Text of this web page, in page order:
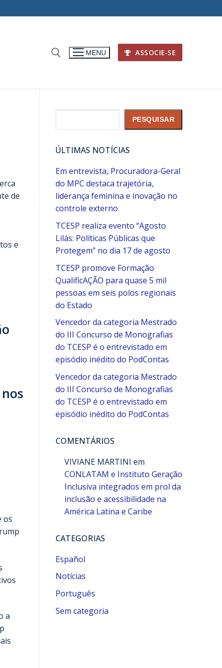
MENU ASSOCIE-SE
de
e
os
a
PESQUISAR
ÚLTIMAS NOTÍCIAS
Em entrevista, Procuradora-Geral
do MPC destaca trajetória,
liderança feminina e inovação no
controle externo
TCESP realiza evento “Agosto
Lilás: Políticas Públicas que
Protegem” no dia 17 de agosto
TCESP promove Formação
QualificAÇÃO para quase 5 mil
pessoas em seis polos regionais
do Estado
Vencedor da categoria Mestrado
do III Concurso de Monografias
do TCESP é o entrevistado em
episódio inédito do PodContas
Vencedor da categoria Mestrado
do III Concurso de Monografias
do TCESP é o entrevistado em
episódio inédito do PodContas
COMENTÁRIOS
VIVIANE MARTINI em
CONLATAM e Instituto Geração
Inclusiva integrados em prol da
inclusão e acessibilidade na
América Latina e Caribe
CATEGORIAS
Español
Notícias
Português
Sem categoria